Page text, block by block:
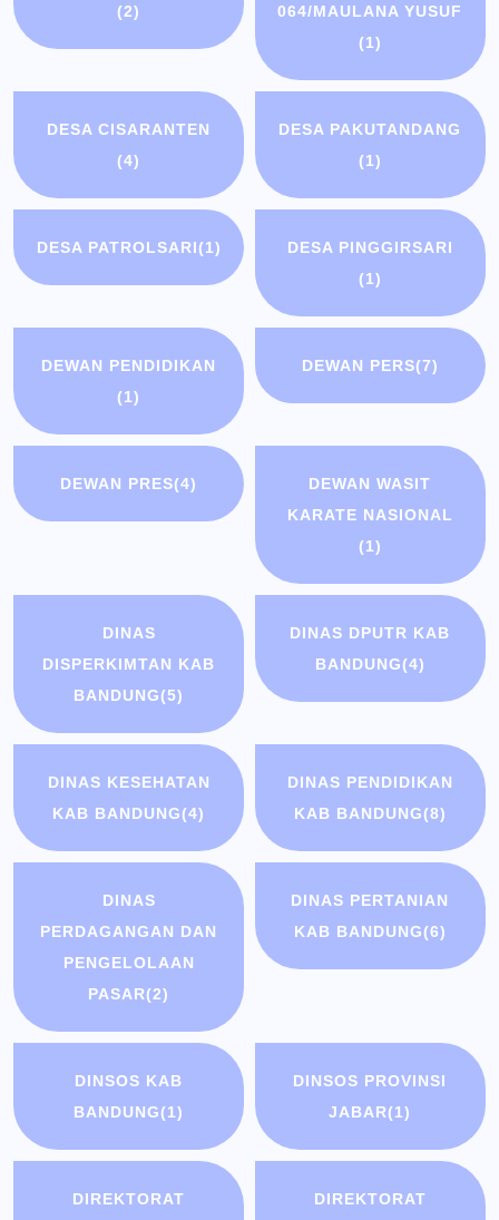
(2)
064/MAULANA YUSUF
(1)
DESA CISARANTEN
(4)
DESA PAKUTANDANG
(1)
DESA PATROLSARI(1)
DESA PINGGIRSARI
(1)
DEWAN PENDIDIKAN
(1)
DEWAN PERS(7)
DEWAN PRES(4)
DEWAN WASIT
KARATE NASIONAL
(1)
DINAS
DISPERKIMTAN KAB
BANDUNG(5)
DINAS DPUTR KAB
BANDUNG(4)
DINAS KESEHATAN
KAB BANDUNG(4)
DINAS PENDIDIKAN
KAB BANDUNG(8)
DINAS
PERDAGANGAN DAN
PENGELOLAAN
PASAR(2)
DINAS PERTANIAN
KAB BANDUNG(6)
DINSOS KAB
BANDUNG(1)
DINSOS PROVINSI
JABAR(1)
DIREKTORAT DIREKTORAT